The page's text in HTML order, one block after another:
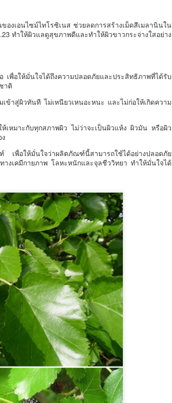
องเอนไซม์ไทโรซิเนส ช่วยลดการสร้างเม็ดสีเมลานินใน
ทำให้ผิวแลดูสุขภาพดีและทำให้ผิวขาวกระจ่างใสอย่าง
พื่อให้มั่นใจได้ถึงความปลอดภัยและประสิทธิภาพที่ได้รับ
าติ
ข้าสู่ผิวทันที ไม่เหนียวเหนอะหนะ และไม่ก่อให้เกิดความ
หมาะกับทุกสภาพผิว ไม่ว่าจะเป็นผิวแห้ง ผิวมัน หรือผิว
เพื่อให้มั่นใจว่าผลิตภัณฑ์นี้สามารถใช้ได้อย่างปลอดภัย
างเคมีกายภาพ โลหะหนักและจุลชีววิทยา ทำให้มั่นใจได้
นอนที่เหมาะกับสรีระ
ระ"และเหตุผลที่หลาย
นอน
การตัดแว่น ก็ตรวจวัด
ลาง ขับเคลื่อน
3 มุ่งสู่สังคม
นแผนส่งเสริมคุณธรรม
า กรมการศาสนา
ณะกรรมการส่งเสริม
ลการขับเคลื่อนแผน
2 (พ.ศ. 2566–2570)
กระดับเทคโนโลยี
งพลังงานไทย ผสาน
ใจอนาคต
รมาณูเพื่อสันติ (ปส.)
งเที่ยว กำชับกรม
หตุซ้ำ